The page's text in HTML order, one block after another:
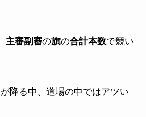
主審副審の旗の合計本数で競い
降る中、道場の中ではアツい